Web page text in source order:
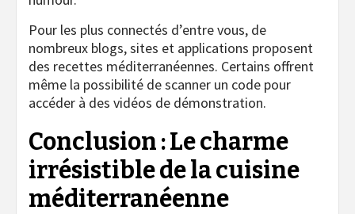
Pour les plus connectés d’entre vous, de
nombreux blogs, sites et applications proposent
des recettes méditerranéennes. Certains offrent
même la possibilité de scanner un code pour
accéder à des vidéos de démonstration.
Conclusion : Le charme
irrésistible de la cuisine
méditerranéenne